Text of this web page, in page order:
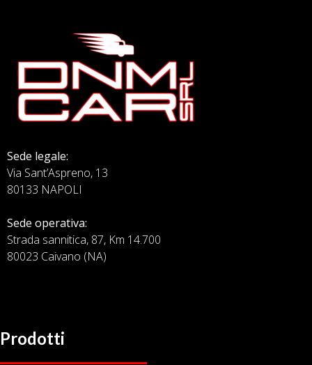
Sede legale:
Via Sant’Aspreno, 13
80133 NAPOLI
Sede operativa:
Strada sannitica, 87, Km 14.700
80023 Caivano (NA)
Prodotti